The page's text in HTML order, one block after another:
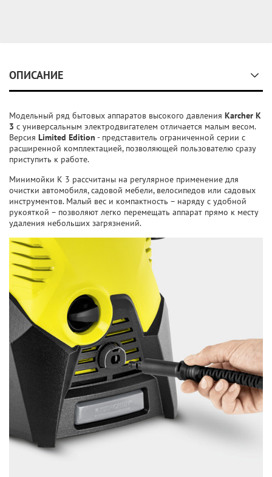
ОПИСАНИЕ
Модельный ряд бытовых аппаратов высокого давления Karcher K
3 с универсальным электродвигателем отличается малым весом.
Версия Limited Edition - представитель ограниченной серии с
расширенной комплектацией, позволяющей пользователю сразу
приступить к работе.
Минимойки K 3 рассчитаны на регулярное применение для
очистки автомобиля, садовой мебели, велосипедов или садовых
инструментов. Малый вес и компактность – наряду с удобной
рукояткой – позволяют легко перемещать аппарат прямо к месту
удаления небольших загрязнений.